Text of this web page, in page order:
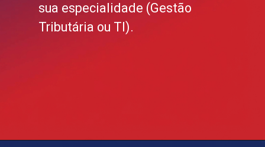
sua especialidade (Gestão
Tributária ou TI).